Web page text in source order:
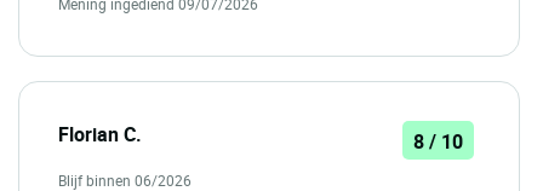
Florian C. 8 / 10
Blijf binnen 06/2026